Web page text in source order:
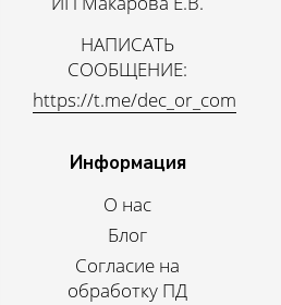
НАПИСАТЬ
СООБЩЕНИЕ:
https://t.me/dec_or_com
Информация
О нас
Блог
Согласие на
обработку ПД